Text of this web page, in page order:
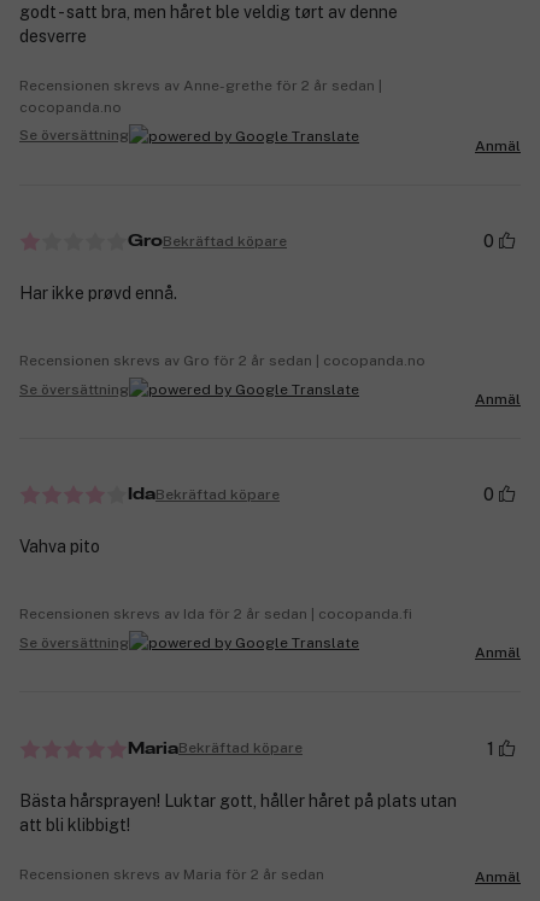
godt - satt bra, men håret ble veldig tørt av denne
desverre
Recensionen skrevs av Anne-grethe för 2 år sedan |
cocopanda.no
Se översättning
Anmäl
GroBekräftad köpare 0
Har ikke prøvd ennå.
Recensionen skrevs av Gro för 2 år sedan | cocopanda.no
Se översättning
Anmäl
IdaBekräftad köpare 0
Vahva pito
Recensionen skrevs av Ida för 2 år sedan | cocopanda.fi
Se översättning
Anmäl
MariaBekräftad köpare 1
Bästa hårsprayen! Luktar gott, håller håret på plats utan
att bli klibbigt!
Recensionen skrevs av Maria för 2 år sedan Anmäl